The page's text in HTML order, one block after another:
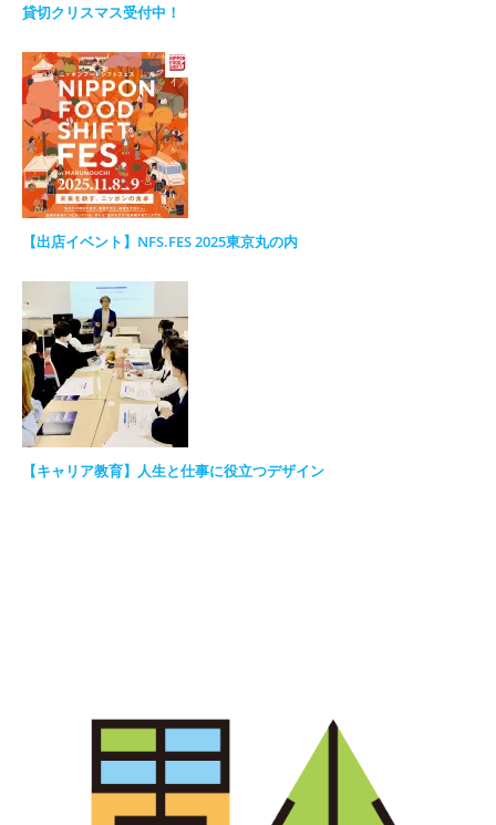
貸切クリスマス受付中！
【出店イベント】NFS.FES 2025東京丸の内
【キャリア教育】人生と仕事に役立つデザイン